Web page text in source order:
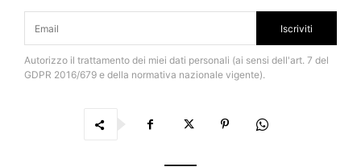
Iscriviti
Autorizzo il trattamento dei miei dati personali (ai sensi dell'art. 7 del
GDPR 2016/679 e della normativa nazionale vigente).